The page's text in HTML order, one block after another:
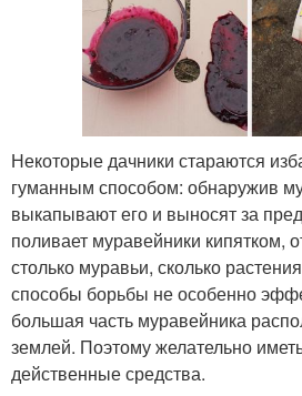
Некоторые дачники стараются
гуманным способом: обнаружив
выкапывают его и выносят за
поливает муравейники кипятком,
столько муравьи, сколько
способы борьбы не особенно
большая часть муравейника
землей. Поэтому желательно
действенные средства.